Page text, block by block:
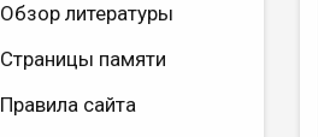
Обзор литературы
Страницы памяти
Правила сайта